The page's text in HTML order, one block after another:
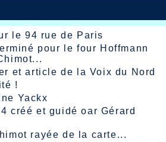
le 94 rue de Paris
pour le four Hoffmann
et article de la Voix du Nord
!
Yackx
créé et guidé oar Gérard
rayée de la carte...